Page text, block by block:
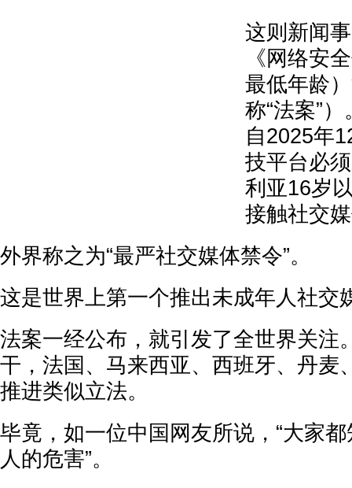
这则新闻
《网络安
最低年龄
称“法案”
自2025年
技平台必
利亚16岁
接触社交
外界称之为“最严社交媒体禁令”。
这是世界上第一个推出未成年人社交
法案一经公布，就引发了全世界关注
干，法国、马来西亚、西班牙、丹麦
推进类似立法。
毕竟，如一位中国网友所说，“大家
人的危害”。